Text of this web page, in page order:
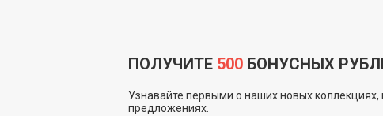
ПОЛУЧИТЕ 500 БОНУСНЫХ
Узнавайте первыми о наших новых коллекциях,
предложениях.